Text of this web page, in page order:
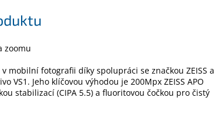
zoomu
mobilní fotografii díky spolupráci se značkou ZEISS a
VS1. Jeho klíčovou výhodou je 200Mpx ZEISS APO
stabilizací (CIPA 5.5) a fluoritovou čočkou pro čistý